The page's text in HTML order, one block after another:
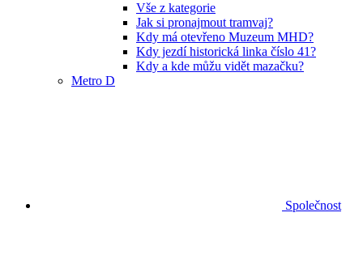
Vše z kategorie
Jak si pronajmout tramvaj?
Kdy má otevřeno Muzeum MHD?
Kdy jezdí historická linka číslo 41?
Kdy a kde můžu vidět mazačku?
Metro D
Společnost